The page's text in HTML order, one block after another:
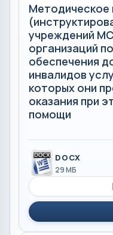
Методическое
учреждений
организаций
обеспечения
инвалидов
которых они
оказания при
помощи
DOCX
29 МБ